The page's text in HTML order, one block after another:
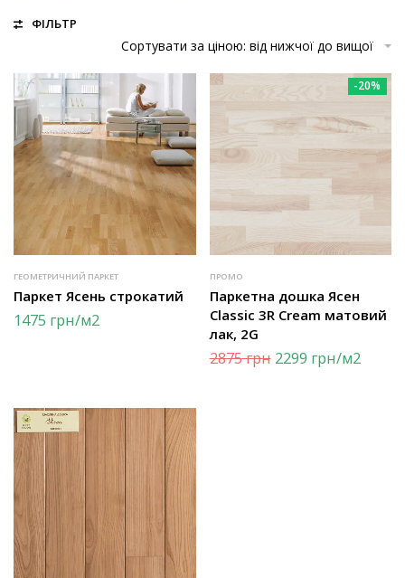
ФІЛЬТР
Сортувати за ціною: від нижчої до вищої
ГЕОМЕТРИЧНИЙ ПАРКЕТ
Паркет Ясень строкатий
1475 грн/м2
-20%
ПРОМО
Паркетна дошка Ясен
Classic 3R Cream матовий
лак, 2G
2875грн 2299 грн/м2